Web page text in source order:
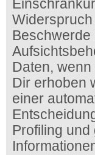
Beschwerde
Daten,
Dir erhoben
einer
Profiling